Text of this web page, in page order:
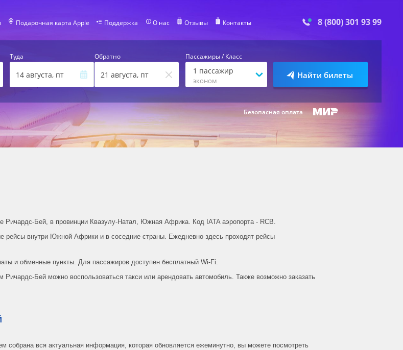
Подарочная карта Apple Поддержка О нас Отзывы Контакты 8 (800) 301 93 99
Туда
14 августа, пт
Обратно
21 августа, пт
Пассажиры / Класс
1 пассажир
эконом
Найти билеты
Безопасная оплата
Бей, в провинции Квазулу-Натал, Южная Африка. Код IATA аэропорта - RCB.
рейсы внутри Южной Африки и в соседние страны. Ежедневно здесь проходят рейсы
и обменные пункты. Для пассажиров доступен бесплатный Wi-Fi.
Бей можно воспользоваться такси или арендовать автомобиль. Также возможно заказать
собрана вся актуальная информация, которая обновляется ежеминутно, вы можете посмотреть